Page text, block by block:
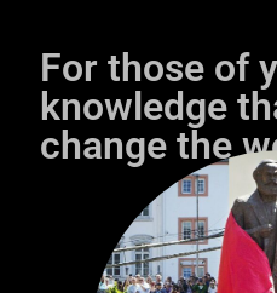
For those of
knowledge
change the